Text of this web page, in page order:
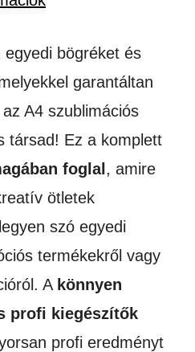
egyedi bögréket és
garantáltan
A4 szublimációs
társad! Ez a komplett
foglal , amire
ötletek
szó egyedi
termékekről vagy
A könnyen
profi kiegészítők
profi eredményt